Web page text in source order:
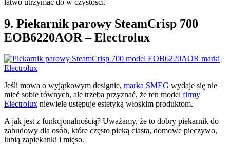
9. Piekarnik parowy SteamCrisp 700
EOB6220AOR – Electrolux
Jeśli mowa o wyjątkowym designie, marka SMEG wydaje się nie
mieć sobie równych, ale trzeba przyznać, że ten model firmy
Electrolux niewiele ustępuje estetyką włoskim produktom.
A jak jest z funkcjonalnością? Uważamy, że to dobry piekarnik do
zabudowy dla osób, które często pieką ciasta, domowe pieczywo,
lubią zapiekanki i mięso.